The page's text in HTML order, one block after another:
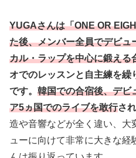
YUGAさんは「ONE OR
た後、メンバー全員でデビュ
カル・ラップを中心に鍛える
オでのレッスンと自主練を繰
です。 韓国での合宿後、デビ
ア5ヵ国でのライブを敢行さ
造や音響などが全く違い、大
ューに向けて非常に大きな